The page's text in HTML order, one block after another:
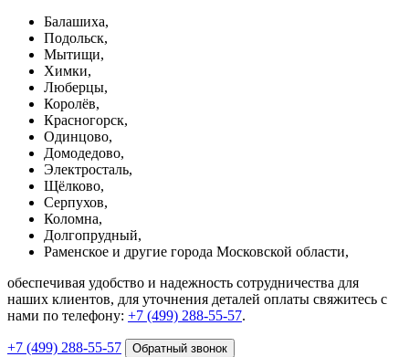
Балашиха,
Подольск,
Мытищи,
Химки,
Люберцы,
Королёв,
Красногорск,
Одинцово,
Домодедово,
Электросталь,
Щёлково,
Серпухов,
Коломна,
Долгопрудный,
Раменское и другие города Московской области,
обеспечивая удобство и надежность сотрудничества для
наших клиентов, для уточнения деталей оплаты свяжитесь с
нами по телефону: +7 (499) 288-55-57.
+7 (499) 288-55-57